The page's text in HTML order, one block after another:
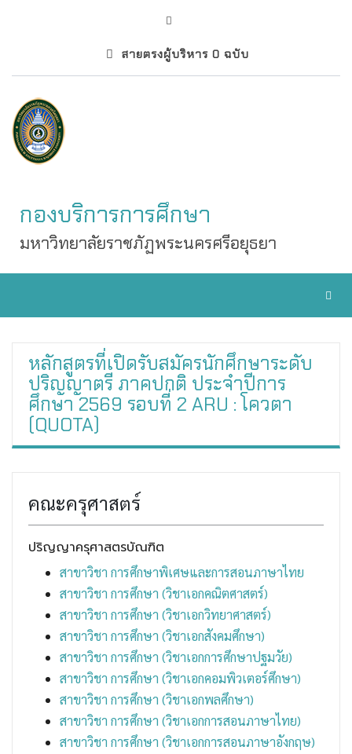
สายตรงผู้บริหาร 0 ฉบับ
กองบริการการศึกษา
มหาวิทยาลัยราชภัฏพระนครศรีอยุธยา
หลักสูตรที่เปิดรับสมัครนักศึกษาระดับ
ปริญญาตรี ภาคปกติ ประจำปีการ
ศึกษา 2569 รอบที่ 2 ARU : โควตา
(QUOTA)
คณะครุศาสตร์
ปริญญาครุศาสตรบัณฑิต
สาขาวิชา การศึกษาพิเศษและการสอนภาษาไทย
สาขาวิชา การศึกษา (วิชาเอกคณิตศาสตร์)
สาขาวิชา การศึกษา (วิชาเอกวิทยาศาสตร์)
สาขาวิชา การศึกษา (วิชาเอกสังคมศึกษา)
สาขาวิชา การศึกษา (วิชาเอกการศึกษาปฐมวัย)
สาขาวิชา การศึกษา (วิชาเอกคอมพิวเตอร์ศึกษา)
สาขาวิชา การศึกษา (วิชาเอกพลศึกษา)
สาขาวิชา การศึกษา (วิชาเอกการสอนภาษาไทย)
สาขาวิชา การศึกษา (วิชาเอกการสอนภาษาอังกฤษ)